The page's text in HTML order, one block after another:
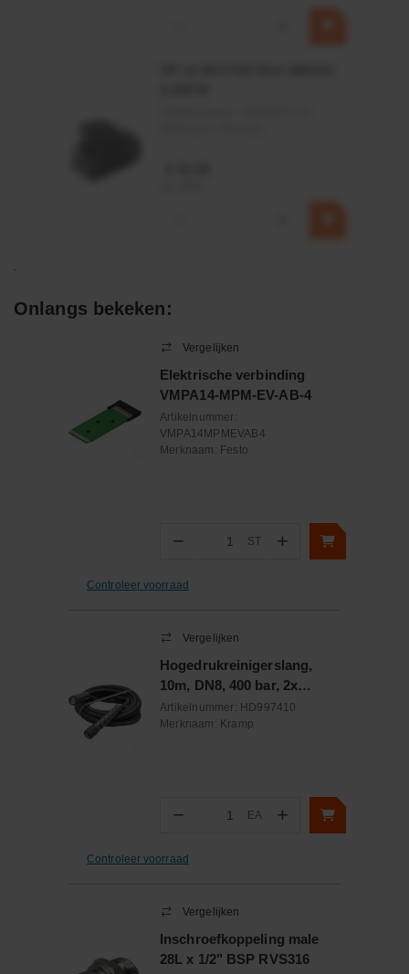
Onlangs bekeken:
Vergelijken
Elektrische verbinding
VMPA14-MPM-EV-AB-4
Artikelnummer:
VMPA14MPMEVAB4
Merknaam: Festo
− Aantal
ST +
Controleer voorraad
Vergelijken
Hogedrukreinigerslang,
10m, DN8, 400 bar, 2x
M22x1,5, Wartel, 150°C,
2SN, Kramp
Artikelnummer: HD997410
Merknaam: Kramp
− Aantal
EA +
Controleer voorraad
Vergelijken
Inschroefkoppeling male
28L x 1/2" BSP RVS316